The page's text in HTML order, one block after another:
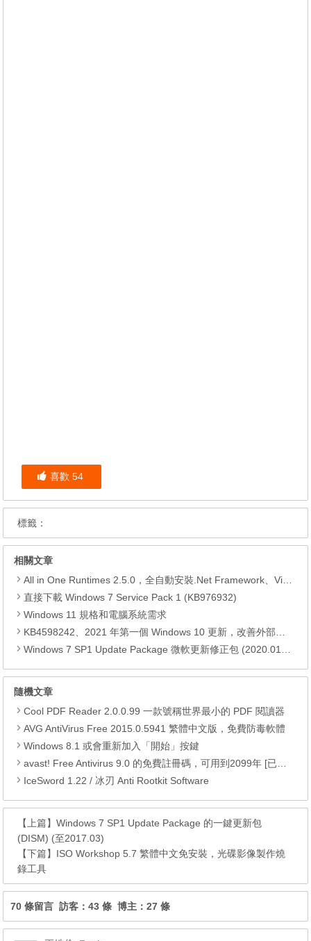
喜歡 54
標籤：
相關文章
All in One Runtimes 2.5.0，全自動安裝.Net Framework、Visual C++、DirectX、Flash Player、JRE
直接下載 Windows 7 Service Pack 1 (KB976932)
Windows 11 規格和電腦系統需求
KB4598242、2021 年第一個 Windows 10 更新，改善外部裝置安全性、解決HTTPS安全漏洞、印表機呼叫(RPC)漏洞
Windows 7 SP1 Update Package 微軟更新修正包 (2020.01月份)
隨機文章
Cool PDF Reader 2.0.0.99 一款號稱世界最小的 PDF 閱讀器
AVG AntiVirus Free 2015.0.5941 繁體中文版，免費防毒軟體
Windows 8.1 或會重新加入「開始」按鍵
avast! Free Antivirus 9.0 的免費註冊碼，可用到2099年 [已失效]
IceSword 1.22 / 冰刃 Anti Rootkit Software
【上篇】Windows 7 SP1 Update Package 的一鍵更新包
(DISM) (至2017.03)
【下篇】 ISO Workshop 5.7 繁體中文免安裝，光碟影像製作燒
錄工具
70 條留言 訪客：43 條 博主：27 條